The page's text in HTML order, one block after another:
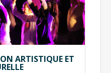
ARTISTIQUE ET